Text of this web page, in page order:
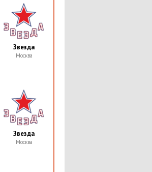
Звезда
Москва
Звезда
Москва